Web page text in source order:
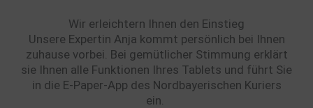
Wir erleichtern Ihnen den Einstieg
Unsere Expertin Anja kommt persönlich bei Ihnen
zuhause vorbei. Bei gemütlicher Stimmung erklärt
sie Ihnen alle Funktionen Ihres Tablets und führt Sie
in die E-Paper-App des Nordbayerischen Kuriers
ein.